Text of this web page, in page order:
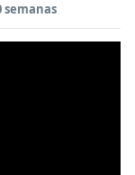
semanas